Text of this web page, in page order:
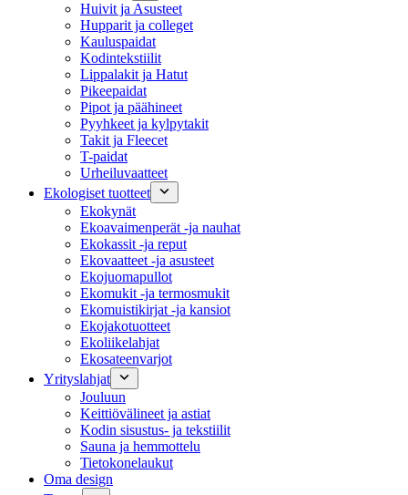
Huivit ja Asusteet
Hupparit ja colleget
Kauluspaidat
Kodintekstiilit
Lippalakit ja Hatut
Pikeepaidat
Pipot ja päähineet
Pyyhkeet ja kylpytakit
Takit ja Fleecet
T-paidat
Urheiluvaatteet
Ekologiset tuotteet
Ekokynät
Ekoavaimenperät -ja nauhat
Ekokassit -ja reput
Ekovaatteet -ja asusteet
Ekojuomapullot
Ekomukit -ja termosmukit
Ekomuistikirjat -ja kansiot
Ekojakotuotteet
Ekoliikelahjat
Ekosateenvarjot
Yrityslahjat
Jouluun
Keittiövälineet ja astiat
Kodin sisustus- ja tekstiilit
Sauna ja hemmottelu
Tietokonelaukut
Oma design